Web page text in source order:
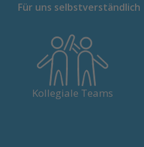
Für uns selbstverständlich
Kollegiale Teams
Unsere Arbeit ist geprägt vom
fairen Miteinander und einem
Austausch auf Augenhöhe.